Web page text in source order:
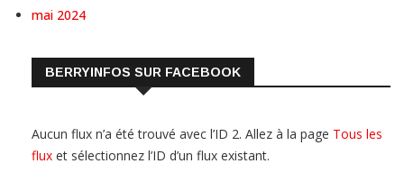
mai 2024
BERRYINFOS SUR FACEBOOK
Aucun flux n’a été trouvé avec l’ID 2. Allez à la page Tous les
flux et sélectionnez l’ID d’un flux existant.